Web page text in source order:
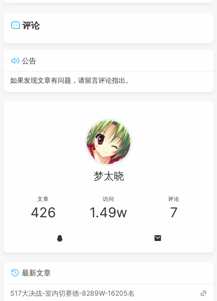
评论
公告
如果发现文章有问题，请留言评论指出。
梦太晓
文章
426
访问
1.49w
评论
7
最新文章
S17大决战-室内切赛德-8289W-16205名